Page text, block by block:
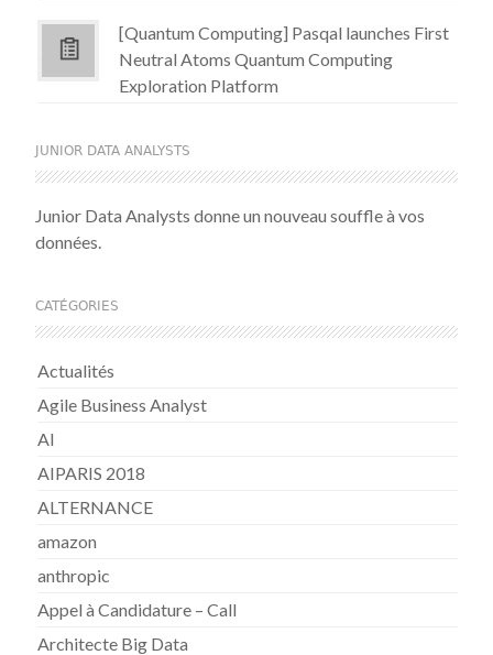
[Quantum Computing] Pasqal launches First
Neutral Atoms Quantum Computing
Exploration Platform
JUNIOR DATA ANALYSTS
Junior Data Analysts donne un nouveau souffle à vos
données.
CATÉGORIES
Actualités
Agile Business Analyst
AI
AIPARIS 2018
ALTERNANCE
amazon
anthropic
Appel à Candidature – Call
Architecte Big Data